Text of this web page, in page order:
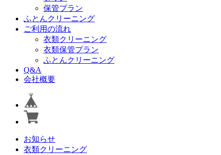
保管プラン
ふとんクリーニング
ご利用の流れ
衣類クリーニング
衣類保管プラン
ふとんクリーニング
Q&A
会社概要
お知らせ
衣類クリーニング